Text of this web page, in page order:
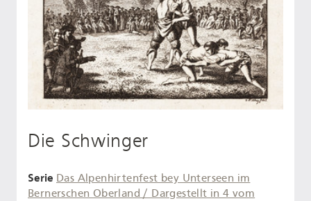
Die Schwinger
Serie Das Alpenhirtenfest bey Unterseen im
Bernerschen Oberland / Dargestellt in 4 vom